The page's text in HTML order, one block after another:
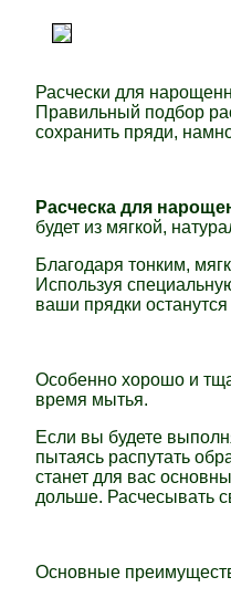
Расчески для
Правильный подбор
сохранить пряди,
Расческа для
будет из мягкой,
Благодаря тонким,
Используя
ваши прядки
Особенно хорошо и
время мытья.
Если вы будете
пытаясь распутать
станет для вас
дольше. Расчесывать
Основные